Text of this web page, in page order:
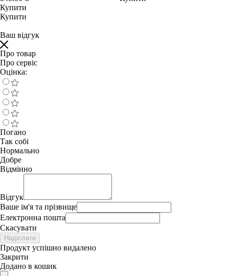
Купити
Купити
Ваш відгук
Про товар
Про сервіс
Оцінка:
Погано
Так собі
Нормально
Добре
Відмінно
Відгук
Ваше ім'я та прізвище
Електронна пошта
Скасувати
Надіслати
Продукт успішно видалено
Закрити
Додано в кошик